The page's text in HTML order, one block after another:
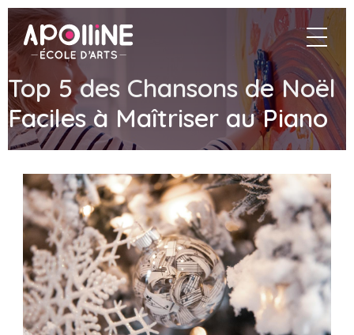
Apolline
–
École
d'arts
Top 5 des Chansons de Noël
Faciles à Maîtriser au Piano